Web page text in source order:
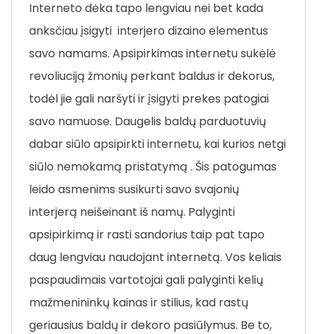
Interneto dėka tapo lengviau nei bet kada
anksčiau įsigyti interjero dizaino elementus
savo namams. Apsipirkimas internetu sukėlė
revoliuciją žmonių perkant baldus ir dekorus,
todėl jie gali naršyti ir įsigyti prekes patogiai
savo namuose. Daugelis baldų parduotuvių
dabar siūlo apsipirkti internetu, kai kurios netgi
siūlo nemokamą pristatymą . Šis patogumas
leido asmenims susikurti savo svajonių
interjerą neišeinant iš namų. Palyginti
apsipirkimą ir rasti sandorius taip pat tapo
daug lengviau naudojant internetą. Vos keliais
paspaudimais vartotojai gali palyginti kelių
mažmenininkų kainas ir stilius, kad rastų
geriausius baldų ir dekoro pasiūlymus. Be to,